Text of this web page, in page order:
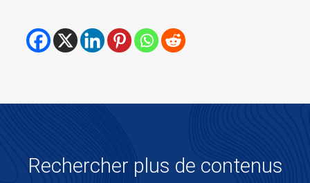
Rechercher plus de contenus